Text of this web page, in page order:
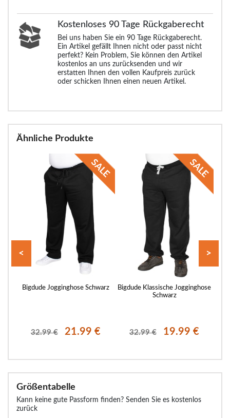
Kostenloses 90 Tage Rückgaberecht
Bei uns haben Sie ein 90 Tage Rückgaberecht.
Ein Artikel gefällt Ihnen nicht oder passt nicht
perfekt? Kein Problem, Sie können den Artikel
kostenlos an uns zurücksenden und wir
erstatten Ihnen den vollen Kaufpreis zurück
oder schicken Ihnen einen neuen Artikel.
Ähnliche Produkte
Bigdude Jogginghose Schwarz
32.99 € 21.99 €
Bigdude Klassische Jogginghose
Schwarz
32.99 € 19.99 €
< >
Größentabelle
Kann keine gute Passform finden? Senden Sie es kostenlos
zurück